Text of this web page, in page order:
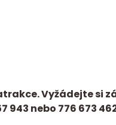
Vyžádejte si
943 nebo 776 673